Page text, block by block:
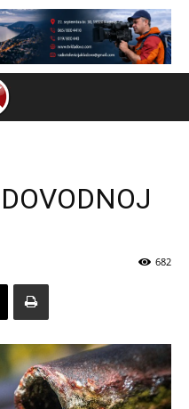
682